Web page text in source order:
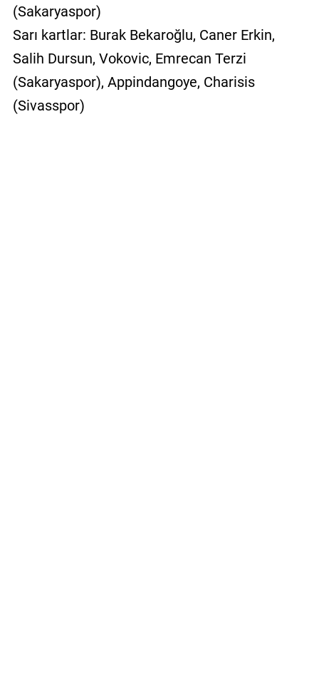
(Sakaryaspor)
Sarı kartlar: Burak Bekaroğlu, Caner Erkin,
Salih Dursun, Vokovic, Emrecan Terzi
(Sakaryaspor), Appindangoye, Charisis
(Sivasspor)